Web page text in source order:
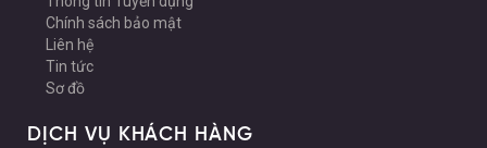
Chính sách bảo mật
Liên hệ
Tin tức
Sơ đồ
DỊCH VỤ KHÁCH HÀNG